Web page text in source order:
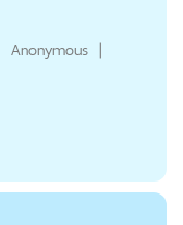
Anonymous |